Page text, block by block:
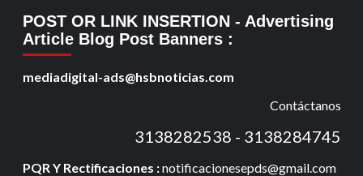
POST OR LINK INSERTION - Advertising
Article Blog Post Banners :
mediadigital-ads@hsbnoticias.com
Contáctanos
3138282538 - 3138284745
PQR Y Rectificaciones :notificacionesepds@gmail.com